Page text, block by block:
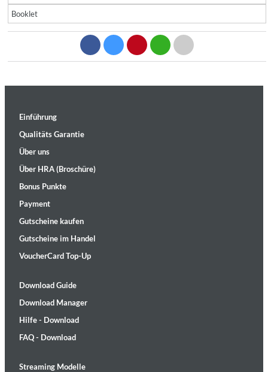
Booklet
Einführung
Qualitäts Garantie
Über uns
Über HRA (Broschüre)
Bonus Punkte
Payment
Gutscheine kaufen
Gutscheine im Handel
VoucherCard Top-Up
Download Guide
Download Manager
Hilfe - Download
FAQ - Download
Streaming Modelle